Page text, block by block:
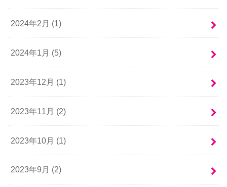
2024年2月 (1)
2024年1月 (5)
2023年12月 (1)
2023年11月 (2)
2023年10月 (1)
2023年9月 (2)